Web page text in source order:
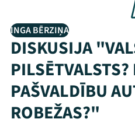
INGA BĒRZIŅA
DISKUSIJA
PILSĒTVALSTS?
PAŠVALDĪBU
ROBEŽAS?"